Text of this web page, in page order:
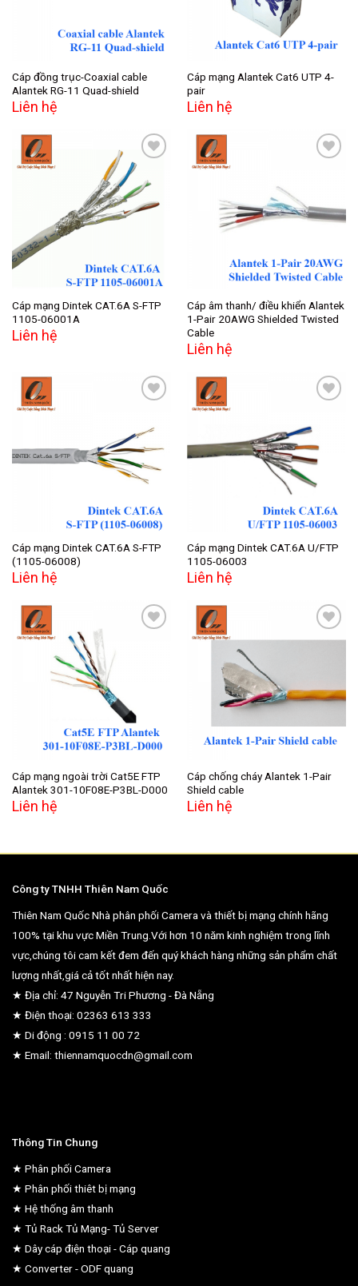
Cáp đồng trục-Coaxial cable
Alantek RG-11 Quad-shield
Liên hệ
Cáp mạng Alantek Cat6 UTP 4-
pair
Liên hệ
Add to
wishlist
Cáp mạng Dintek CAT.6A S-FTP
1105-06001A
Liên hệ
wishlist
Cáp âm thanh/ điều khiển Alantek
1-Pair 20AWG Shielded Twisted
Cable
Liên hệ
Add to
wishlist
Cáp mạng Dintek CAT.6A S-FTP
(1105-06008)
Liên hệ
wishlist
Cáp mạng Dintek CAT.6A U/FTP
1105-06003
Liên hệ
Cáp mạng ngoài trời Cat5E FTP
Alantek 301-10F08E-P3BL-D000
Liên hệ
Cáp chống cháy Alantek 1-Pair
Shield cable
Liên hệ
Công ty TNHH Thiên Nam Quốc
Thiên Nam Quốc Nhà phân phối Camera và thiết bị mạng chính hãng
100% tại khu vực Miền Trung.Với hơn 10 năm kinh nghiệm trong lĩnh
vực,chúng tôi cam kết đem đến quý khách hàng những sản phẩm chất
lượng nhất,giá cả tốt nhất hiện nay.
★ Địa chỉ: 47 Nguyễn Tri Phương - Đà Nẵng
★ Điện thoại: 02363 613 333
★ Di động : 0915 11 00 72
★ Email: thiennamquocdn@gmail.com
Thông Tin Chung
★ Phân phối Camera
★ Phân phối thiêt bị mạng
★ Hệ thống âm thanh
★ Tủ Rack Tủ Mạng- Tủ Server
★ Dây cáp điện thoại - Cáp quang
★ Converter - ODF quang